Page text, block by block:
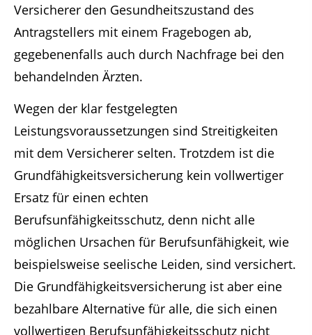
Versicherer den Gesundheitszustand des
Antragstellers mit einem Fragebogen ab,
gegebenenfalls auch durch Nachfrage bei den
behandelnden Ärzten.
Wegen der klar festgelegten
Leistungsvoraussetzungen sind Streitigkeiten
mit dem Versicherer selten. Trotzdem ist die
Grundfähigkeitsversicherung kein vollwertiger
Ersatz für einen echten
Berufsunfähigkeitsschutz, denn nicht alle
möglichen Ursachen für Berufsunfähigkeit, wie
beispielsweise seelische Leiden, sind versichert.
Die Grundfähigkeitsversicherung ist aber eine
bezahlbare Alternative für alle, die sich einen
vollwertigen Berufsunfähigkeitsschutz nicht